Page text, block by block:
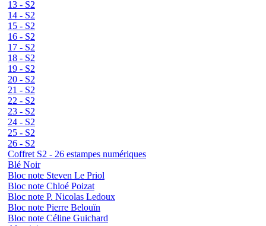
13 - S2
14 - S2
15 - S2
16 - S2
17 - S2
18 - S2
19 - S2
20 - S2
21 - S2
22 - S2
23 - S2
24 - S2
25 - S2
26 - S2
Coffret S2 - 26 estampes numériques
Blé Noir
Bloc note Steven Le Priol
Bloc note Chloé Poizat
Bloc note P. Nicolas Ledoux
Bloc note Pierre Belouïn
Bloc note Céline Guichard